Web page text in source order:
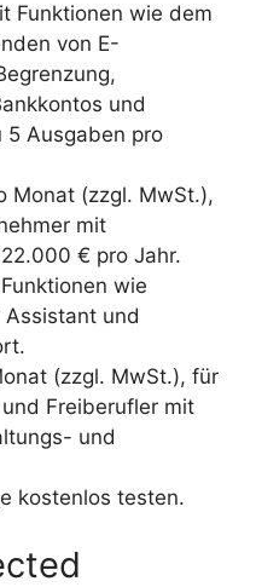
Funktionen wie dem
von E-
und
5 Ausgaben pro
Monat (zzgl. MwSt.),
mit
€ pro Jahr.
wie
Assistant und
(zzgl. MwSt.), für
Freiberufler mit
und
kostenlos testen.